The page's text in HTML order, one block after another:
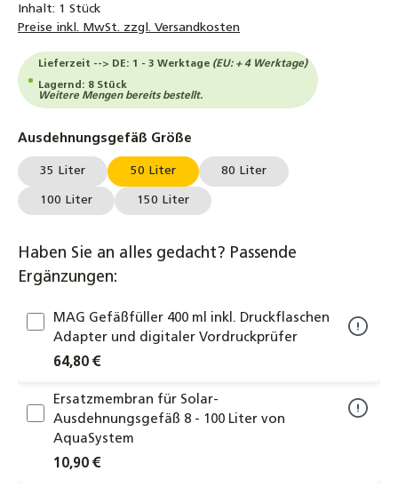
Inhalt: 1 Stück
Preise inkl. MwSt. zzgl. Versandkosten
Lieferzeit --> DE: 1 - 3 Werktage (EU: + 4 Werktage)
Lagernd: 8 Stück
Weitere Mengen bereits bestellt.
Ausdehnungsgefäß Größe
35 Liter 50 Liter 80 Liter
100 Liter 150 Liter
Haben Sie an alles gedacht? Passende
Ergänzungen:
MAG Gefäßfüller 400 ml inkl. Druckflaschen
Adapter und digitaler Vordruckprüfer
64,80 €
Ersatzmembran für Solar-
Ausdehnungsgefäß 8 - 100 Liter von
AquaSystem
10,90 €